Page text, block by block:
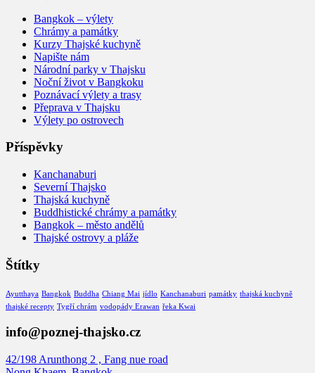
Bangkok – výlety
Chrámy a památky
Kurzy Thajské kuchyně
Napište nám
Národní parky v Thajsku
Noční život v Bangkoku
Poznávací výlety a trasy
Přeprava v Thajsku
Výlety po ostrovech
Příspěvky
Kanchanaburi
Severní Thajsko
Thajská kuchyně
Buddhistické chrámy a památky
Bangkok – město andělů
Thajské ostrovy a pláže
Štítky
Ayutthaya Bangkok Buddha Chiang Mai jídlo Kanchanaburi památky thajská kuchyně
thajské recepty Tygří chrám vodopády Erawan řeka Kwai
info@poznej-thajsko.cz
42/198 Arunthong 2 , Fang nue road